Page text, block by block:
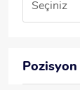
Seçiniz
Pozisyon